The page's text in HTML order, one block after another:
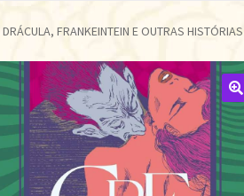
FRANKEINTEIN E OUTRAS HISTÓRIAS
🔍